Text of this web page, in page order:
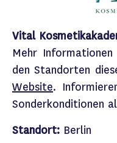
Vital
Mehr
den Standorten
Website.​
Sonderkonditionen
Standort: Berlin